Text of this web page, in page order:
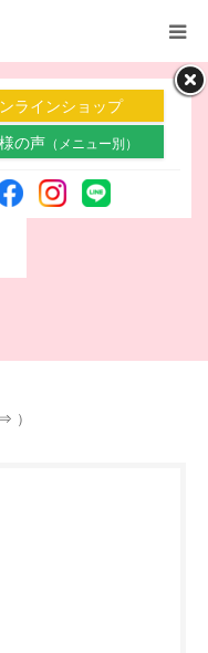
⇒ ）
ラインショップ
の声 （メニュー別）